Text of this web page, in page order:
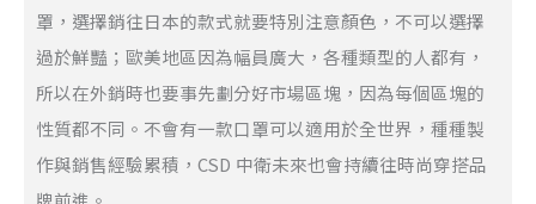
罩，選擇銷往日本的款式就要特別注意顏色，不可以選擇
過於鮮豔；歐美地區因為幅員廣大，各種類型的人都有，
所以在外銷時也要事先劃分好市場區塊，因為每個區塊的
性質都不同。不會有一款口罩可以適用於全世界，種種製
作與銷售經驗累積，CSD 中衛未來也會持續往時尚穿搭品